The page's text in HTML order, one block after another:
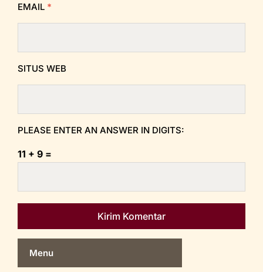
EMAIL *
SITUS WEB
PLEASE ENTER AN ANSWER IN DIGITS:
11 + 9 =
Menu